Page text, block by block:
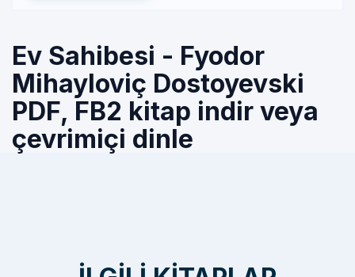
Ev Sahibesi - Fyodor
Mihayloviç Dostoyevski
PDF, FB2 kitap indir veya
çevrimiçi dinle